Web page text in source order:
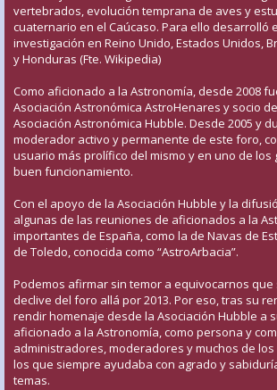
vertebrados, evolución temprana de aves y
cuaternario en el Caúcaso. Para ello desarrolló
investigación en Reino Unido, Estados Unidos,
y Honduras (Fte. Wikipedia)
Como aficionado a la Astronomía, desde 2008
Asociación Astronómica AstroHenares y socio
Asociación Astronómica Hubble. Desde 2005 y
moderador activo y permanente de este foro,
usuario más prolífico del mismo y en uno de los
buen funcionamiento.
Con el apoyo de la Asociación Hubble y la
algunas de las reuniones de aficionados a la
importantes de España, como la de Navas de
de Toledo, conocida como “AstroArbacia”.
Podemos afirmar sin temor a equivocarnos que
declive del foro allá por 2013. Por eso, tras su
rendir homenaje desde la Asociación Hubble a
aficionado a la Astronomía, como persona y
administradores, moderadores y muchos de
los que siempre ayudaba con agrado y
temas.